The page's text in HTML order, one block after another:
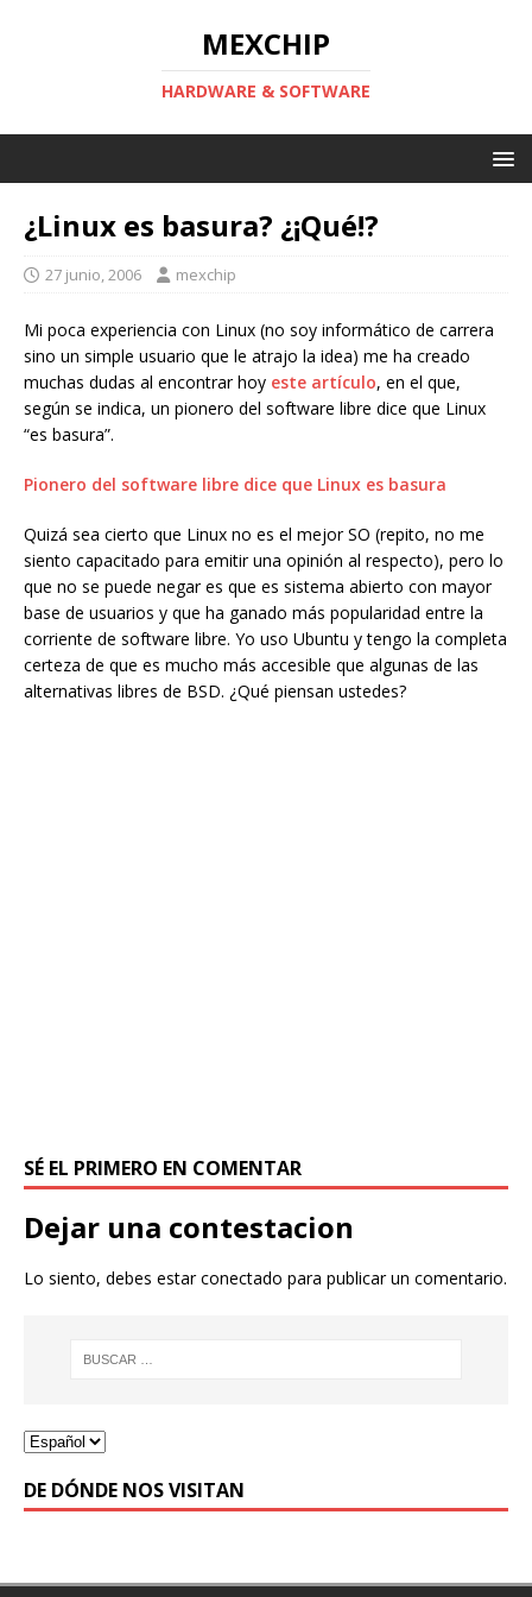
MEXCHIP
HARDWARE & SOFTWARE
¿Linux es basura? ¿¡Qué!?
27 junio, 2006 mexchip
Mi poca experiencia con Linux (no soy informático de carrera
sino un simple usuario que le atrajo la idea) me ha creado
muchas dudas al encontrar hoy este artículo, en el que,
según se indica, un pionero del software libre dice que Linux
“es basura”.
Pionero del software libre dice que Linux es basura
Quizá sea cierto que Linux no es el mejor SO (repito, no me
siento capacitado para emitir una opinión al respecto), pero lo
que no se puede negar es que es sistema abierto con mayor
base de usuarios y que ha ganado más popularidad entre la
corriente de software libre. Yo uso Ubuntu y tengo la completa
certeza de que es mucho más accesible que algunas de las
alternativas libres de BSD. ¿Qué piensan ustedes?
SÉ EL PRIMERO EN COMENTAR
Dejar una contestacion
Lo siento, debes estarconectado para publicar un comentario.
DE DÓNDE NOS VISITAN